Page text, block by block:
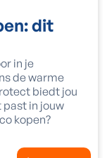
dit
in je
de warme
biedt jou
in jouw
kopen?